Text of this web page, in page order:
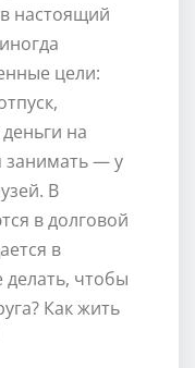
настоящий
цели:
на
занимать — у
В
в долговой
в
делать, чтобы
Как жить